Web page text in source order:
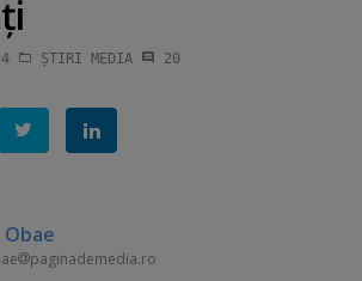
ȘTIRI MEDIA 20
paginademedia.ro